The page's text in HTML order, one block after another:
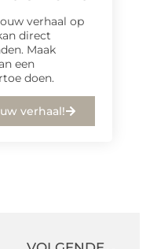
verhaal op
direct
Maak
een
doen.
verhaal!